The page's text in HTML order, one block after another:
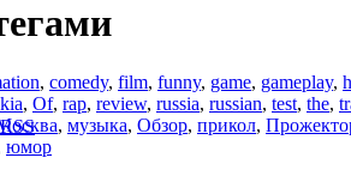
, comedy, film, funny, game, gameplay,
, Of, rap, review, russia, russian, test, the,
, музыка, Обзор, прикол,
юмор